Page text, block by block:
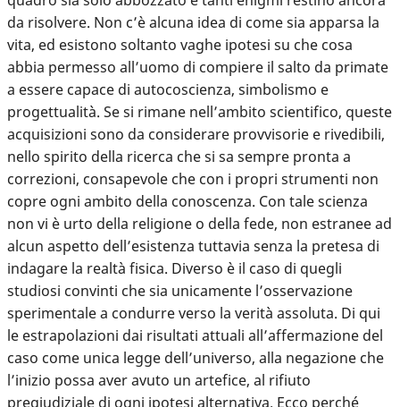
da risolvere. Non c’è alcuna idea di come sia apparsa la
vita, ed esistono soltanto vaghe ipotesi su che cosa
abbia permesso all’uomo di compiere il salto da primate
a essere capace di autocoscienza, simbolismo e
progettualità. Se si rimane nell’ambito scientifico, queste
acquisizioni sono da considerare provvisorie e rivedibili,
nello spirito della ricerca che si sa sempre pronta a
correzioni, consapevole che con i propri strumenti non
copre ogni ambito della conoscenza. Con tale scienza
non vi è urto della religione o della fede, non estranee ad
alcun aspetto dell’esistenza tuttavia senza la pretesa di
indagare la realtà fisica. Diverso è il caso di quegli
studiosi convinti che sia unicamente l’osservazione
sperimentale a condurre verso la verità assoluta. Di qui
le estrapolazioni dai risultati attuali all’affermazione del
caso come unica legge dell’universo, alla negazione che
l’inizio possa aver avuto un artefice, al rifiuto
pregiudiziale di ogni ipotesi alternativa. Ecco perché